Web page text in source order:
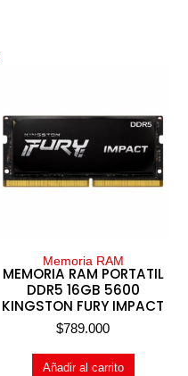
Memoria RAM
MEMORIA RAM PORTATIL
DDR5 16GB 5600
KINGSTON FURY IMPACT
$789.000
Añadir al carrito